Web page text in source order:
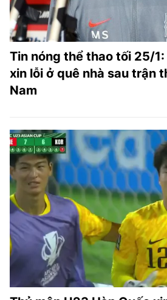
Tin nóng thể thao tối 25/1:
xin lỗi ở quê nhà sau trận
Nam